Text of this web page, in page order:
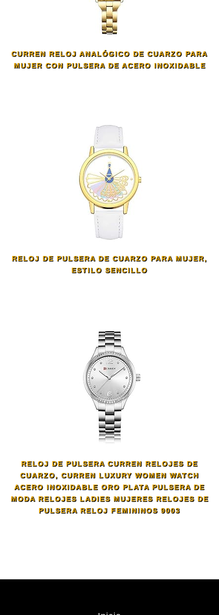
CURREN RELOJ ANALÓGICO DE CUARZO PARA
MUJER CON PULSERA DE ACERO INOXIDABLE
RELOJ DE PULSERA DE CUARZO PARA MUJER,
ESTILO SENCILLO
RELOJ DE PULSERA CURREN RELOJES DE
CUARZO, CURREN LUXURY WOMEN WATCH
ACERO INOXIDABLE ORO PLATA PULSERA DE
MODA RELOJES LADIES MUJERES RELOJES DE
PULSERA RELOJ FEMININOS 9003